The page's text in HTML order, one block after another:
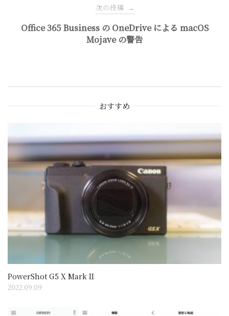
ン
次の投稿 →
Office 365 Business の OneDrive による macOS
Mojave の警告
おすすめ
PowerShot G5 X Mark II
2022.09.09